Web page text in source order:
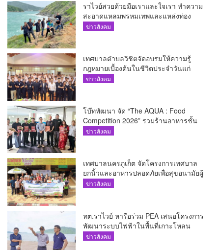
ราไวย์สวยด้วยมือเราและใจเรา ทำความ
สะอาดแหลมพรหมเทพและแหล่งท่อง
เที่ยว
ข่าวสังคม
เทศบาลตำบลวิชิตจัดอบรมให้ความรู้
กฎหมายเบื้องต้นในชีวิตประจำวันแก่
เยาวชน
ข่าวสังคม
โบ๊ทพัฒนา จัด “The AQUA : Food
Competition 2026” รวมร้านอาหารชั้น
นำของ The Shopps at The AQUA ชู
ข่าวสังคม
เทศบาลนครภูเก็ต จัดโครงการเทศบาล
ยกนิ้วและอาหารปลอดภัยเพื่อสุขอนามัยผู้
บริโภค
ข่าวสังคม
ทต.ราไวย์ หารือร่วม PEA เสนอโครงการ
พัฒนาระบบไฟฟ้าในพื้นที่เกาะโหลน
ข่าวสังคม